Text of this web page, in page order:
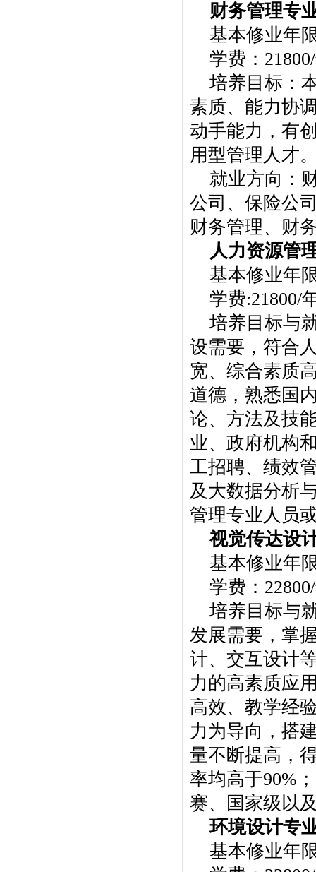
财务管理专
基本修业年
学费：
培养目标：
素质、能力协
动手能力，有
用型管理人才
就业方向：
公司、保险公
财务管理、财
人力资源管
基本修业年
学费:21800/
培养目标与
设需要，符合
宽、综合素质
道德，熟悉国
论、方法及技
业、政府机构
工招聘、绩效
及大数据分析
管理专业人员
视觉传达设
基本修业年
学费：
培养目标与
发展需要，掌
计、交互设计
力的高素质应
高效、教学经
力为导向，搭
量不断提高，
率均高于90%
赛、国家级以
环境设计专
基本修业年